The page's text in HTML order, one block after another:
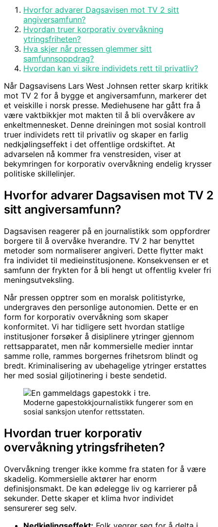
Hvorfor advarer Dagsavisen mot TV 2 sitt
angiversamfunn?
Hvordan truer korporativ overvåkning
ytringsfriheten?
Hva skjer når pressen glemmer sitt
samfunnsoppdrag?
Hvordan kan vi sikre individets rett til privatliv?
Når Dagsavisens Lars West Johnsen retter skarp kritikk
mot TV 2 for å bygge et angiversamfunn, markerer det
et veiskille i norsk presse. Mediehusene har gått fra å
være vaktbikkjer mot makten til å bli overvåkere av
enkeltmennesket. Denne dreiningen mot sosial kontroll
truer individets rett til privatliv og skaper en farlig
nedkjølingseffekt i det offentlige ordskiftet. At
advarselen nå kommer fra venstresiden, viser at
bekymringen for korporativ overvåkning endelig krysser
politiske skillelinjer.
Hvorfor advarer Dagsavisen mot TV 2
sitt angiversamfunn?
Dagsavisen reagerer på en journalistikk som oppfordrer
borgere til å overvåke hverandre. TV 2 har benyttet
metoder som normaliserer angiveri. Dette flytter makt
fra individet til medieinstitusjonene. Konsekvensen er et
samfunn der frykten for å bli hengt ut offentlig kveler fri
meningsutveksling.
Når pressen opptrer som en moralsk politistyrke,
undergraves den personlige autonomien. Dette er en
form for korporativ overvåkning som skaper
konformitet. Vi har tidligere sett hvordan statlige
institusjoner forsøker å disiplinere ytringer gjennom
rettsapparatet, men når kommersielle medier inntar
samme rolle, rammes borgernes frihetsrom blindt og
bredt. Kriminalisering av ubehagelige ytringer erstattes
her med sosial giljotinering i beste sendetid.
Moderne gapestokkjournalistikk fungerer som en
sosial sanksjon utenfor rettsstaten.
Hvordan truer korporativ
overvåkning ytringsfriheten?
Overvåkning trenger ikke komme fra staten for å være
skadelig. Kommersielle aktører har enorm
definisjonsmakt. De kan ødelegge liv og karrierer på
sekunder. Dette skaper et klima hvor individet
sensurerer seg selv.